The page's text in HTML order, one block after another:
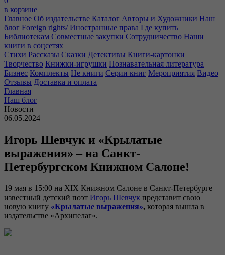
в корзине
Главное Об издательстве Каталог Авторы и Художники Наш
блог Foreign rights/ Иностранные права Где купить
Библиотекам Совместные закупки Сотрудничество Наши
книги в соцсетях
Стихи Рассказы Сказки Детективы Книги-картонки
Творчество Книжки-игрушки Познавательная литература
Бизнес Комплекты Не книги Серии книг Мероприятия Видео
Отзывы Доставка и оплата
Главная
Наш блог
Новости
06.05.2024
Игорь Шевчук и «Крылатые
выражения» – на Санкт-
Петербургском Книжном Салоне!
19 мая в 15:00 на XIX Книжном Салоне в Санкт-Петербурге
известный детский поэт Игорь Шевчук представит свою
новую книгу «Крылатые выражения», которая вышла в
издательстве «Архипелаг».